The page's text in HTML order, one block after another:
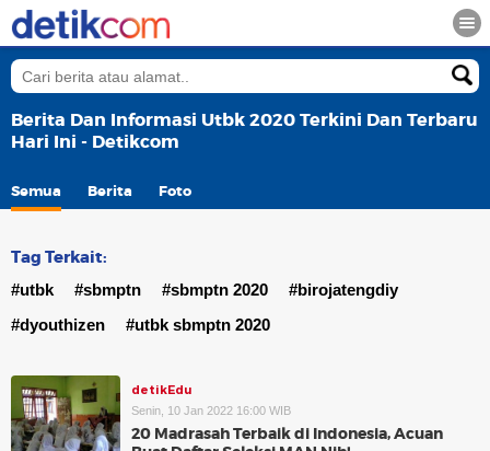
Berita Dan Informasi Utbk 2020 Terkini Dan Terbaru
Hari Ini - Detikcom
Semua Berita Foto
Tag Terkait:
#utbk #sbmptn #sbmptn 2020
#birojatengdiy
#dyouthizen
#utbk sbmptn 2020
detikEdu
Senin, 10 Jan 2022 16:00 WIB
20 Madrasah Terbaik di Indonesia, Acuan